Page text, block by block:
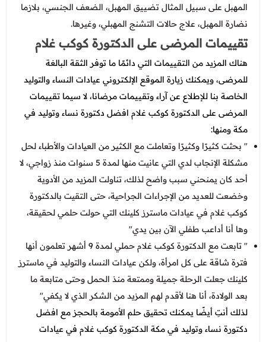
المهبل على سبيل المثال تضييق المهبل، الضعف الجنسي، بلازما
نضارة المهبل، علاج حالات التشنج المهبلي، وغيرها.
تقييمات المرضى على الدكتورة كوكب غلام
هناك المزيد من التقييمات التي دائمًا ما توفر الثقة البالغة
للمرضى، ويمكنك زيارة الموقع الإلكتروني عيادات النساء والتوليد
الخاصة بنا للإطلاع عن آراء وتقييمات مرضانا، لا سيما تقييمات
المرضى على الدكتورة كوكب غلام افضل دكتورة نساء وتوليد في
مكة ومنها:
" بحثت كثيرًا وكثيرًا وتعاملت مع الكثير من العيادات والأطباء لحل
مشكلة الإنجاب لدي التي عانيت منها لمدة 5 سنوات منذ زواجي، لا
أحد كان يمنحني سبب واضح لذلك، تناولت المزيد من الأدوية
وخضعت للعديد من الإجراءات الجراحية، حتى التقيت بالدكتورة
كوكب غلام في عيادات ماسترز كلينك التي حولت حلمي لحقيقة،
وها أنا أداعب طفلي الآن بين يدي"
" تابعت مع الدكتورة كوكب غلام حملي لمدة 9 أشهر تعلمون أنها
فترة شاقة على كل امرأة، ولكن عيادات النساء والتوليد في ماسترز
كلينك جعلت الرحلة جميلة وممتعة منذ الحمل وحتى متابعة ما
بعد الولادة، أنا هنا لأقدم لهم المزيد من الشكر الذي لا يكفي"
لذلك أنتِ أيضًا يمكنك تحقيق حلم الأمومة بالحجز مع افضل
دكتورة نساء وتوليد في مكةالدكتورة كوكب غلامفي عيادات